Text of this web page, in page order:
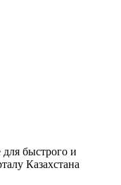
быстрого и
Казахстана